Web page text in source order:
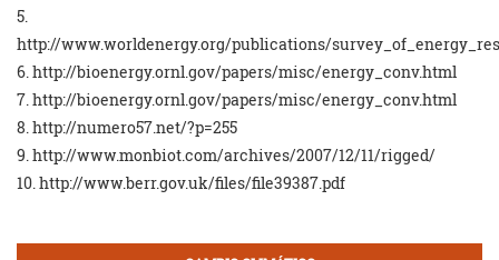
5.
http://www.worldenergy.org/publications/
6. http://bioenergy.ornl.gov/papers/misc/energy_conv.html
7. http://bioenergy.ornl.gov/papers/misc/energy_conv.html
8. http://numero57.net/?p=255
9. http://www.monbiot.com/archives/2007/12/11/rigged/
10. http://www.berr.gov.uk/files/file39387.pdf